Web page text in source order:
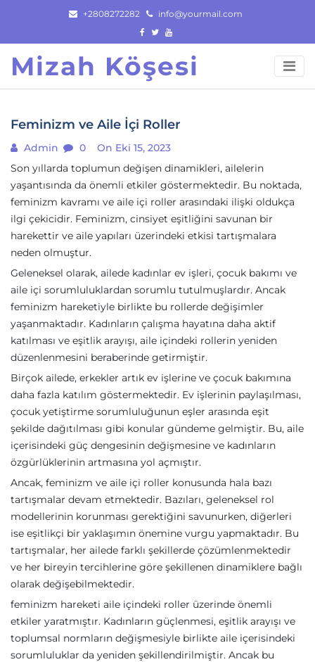
content
+2808272282 info@yourmail.com
Mizah Köşesi
Feminizm ve Aile İçi Roller
Admin 0
On Eki 15, 2023
Son yıllarda toplumun değişen dinamikleri, ailelerin
yaşantısında da önemli etkiler göstermektedir. Bu noktada,
feminizm kavramı ve aile içi roller arasındaki ilişki oldukça
ilgi çekicidir. Feminizm, cinsiyet eşitliğini savunan bir
harekettir ve aile yapıları üzerindeki etkisi tartışmalara
neden olmuştur.
Geleneksel olarak, ailede kadınlar ev işleri, çocuk bakımı ve
aile içi sorumluluklardan sorumlu tutulmuşlardır. Ancak
feminizm hareketiyle birlikte bu rollerde değişimler
yaşanmaktadır. Kadınların çalışma hayatına daha aktif
katılması ve eşitlik arayışı, aile içindeki rollerin yeniden
düzenlenmesini beraberinde getirmiştir.
Birçok ailede, erkekler artık ev işlerine ve çocuk bakımına
daha fazla katılım göstermektedir. Ev işlerinin paylaşılması,
çocuk yetiştirme sorumluluğunun eşler arasında eşit
şekilde dağıtılması gibi konular gündeme gelmiştir. Bu, aile
içerisindeki güç dengesinin değişmesine ve kadınların
özgürlüklerinin artmasına yol açmıştır.
Ancak, feminizm ve aile içi roller konusunda hala bazı
tartışmalar devam etmektedir. Bazıları, geleneksel rol
modellerinin korunması gerektiğini savunurken, diğerleri
ise eşitlikçi bir yaklaşımın önemine vurgu yapmaktadır. Bu
tartışmalar, her ailede farklı şekillerde çözümlenmektedir
ve her bireyin tercihlerine göre şekillenen dinamiklere bağlı
olarak değişebilmektedir.
feminizm hareketi aile içindeki roller üzerinde önemli
etkiler yaratmıştır. Kadınların güçlenmesi, eşitlik arayışı ve
toplumsal normların değişmesiyle birlikte aile içerisindeki
sorumluluklar da yeniden şekillendirilmiştir. Ancak bu